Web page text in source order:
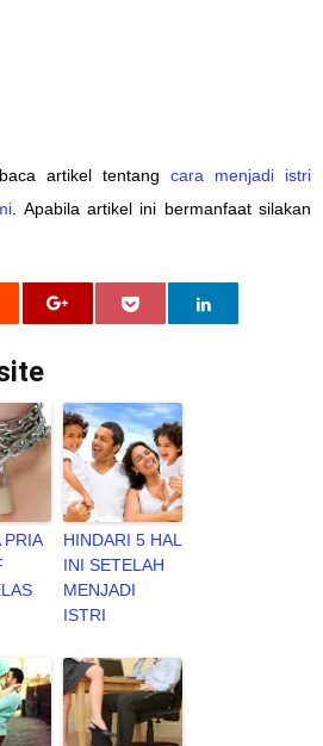
artikel tentang cara menjadi istri
. Apabila artikel ini bermanfaat silakan
PRIA
HINDARI 5 HAL
INI SETELAH
MENJADI
ISTRI